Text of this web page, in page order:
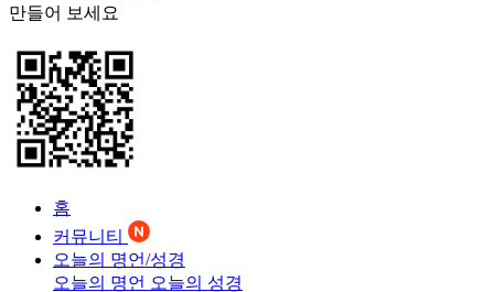
만들어 보세요
홈
커뮤니티
오늘의 명언/성경
오늘의 명언 오늘의 성경